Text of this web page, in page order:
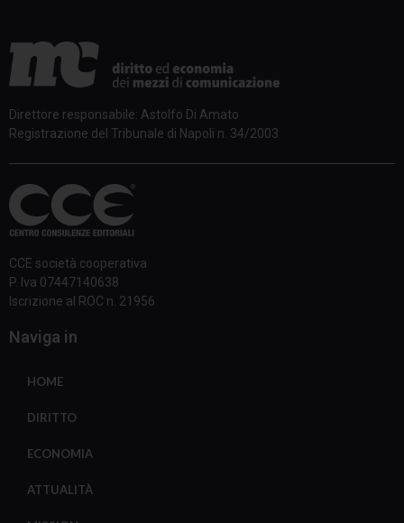
Direttore responsabile: Astolfo Di Amato
Registrazione del Tribunale di Napoli n. 34/2003
CCE società cooperativa
P. Iva 07447140638
Iscrizione al ROC n. 21956
Naviga in
HOME
DIRITTO
ECONOMIA
ATTUALITÀ